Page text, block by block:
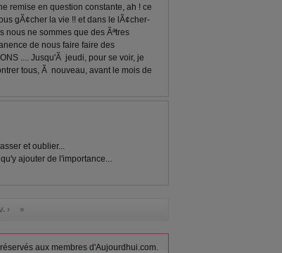
remise en question constante, ah ! ce
gÃ¢cher la vie !! et dans le lÃ¢cher-
nous ne sommes que des Ãªtres
de nous faire faire des
.... Jusqu'Ã jeudi, pour se voir, je
tous, Ã nouveau, avant le mois de
et oublier...
ajouter de l'importance...
› »
aux membres d'Aujourdhui.com.